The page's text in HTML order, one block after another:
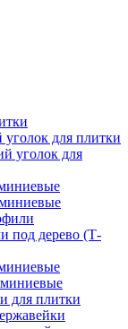
для плитки
уголок для
под дерево (Т-
для плитки